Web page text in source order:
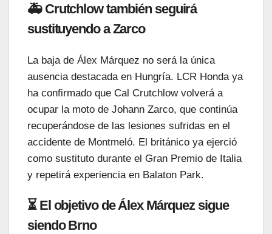
🚑 Crutchlow también seguirá
sustituyendo a Zarco
La baja de Álex Márquez no será la única
ausencia destacada en Hungría. LCR Honda ya
ha confirmado que Cal Crutchlow volverá a
ocupar la moto de Johann Zarco, que continúa
recuperándose de las lesiones sufridas en el
accidente de Montmeló. El británico ya ejerció
como sustituto durante el Gran Premio de Italia
y repetirá experiencia en Balaton Park.
⏳ El objetivo de Álex Márquez sigue
siendo Brno